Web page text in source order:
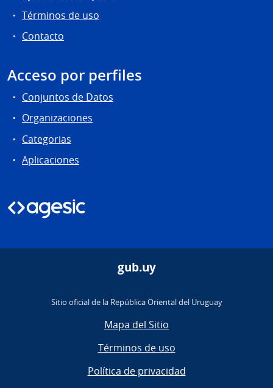
Términos de uso
Contacto
Acceso por perfiles
Conjuntos de Datos
Organizaciones
Categorias
Aplicaciones
gub.uy
Sitio oficial de la República Oriental del Uruguay
Mapa del Sitio
Términos de uso
Política de privacidad